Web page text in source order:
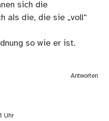
sich die
als die, die sie „voll“
so wie er ist.
Antworten
Uhr